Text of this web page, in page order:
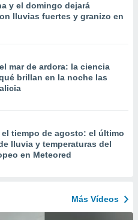
y el domingo dejará
lluvias fuertes y granizo en
mar de ardora: la ciencia
brillan en la noche las
el tiempo de agosto: el último
lluvia y temperaturas del
en Meteored
Más Vídeos